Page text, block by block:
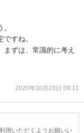
すね。
ずは、常識的に考え
2020年10月23日 09:11
用いただくようお願いい